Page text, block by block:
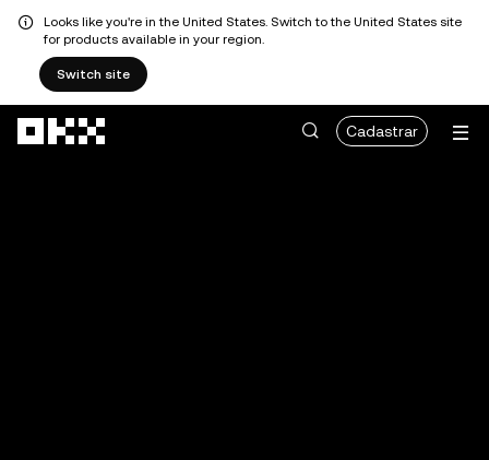
Looks like you're in the United States. Switch to the United States site
for products available in your region.
Switch site
Cadastrar